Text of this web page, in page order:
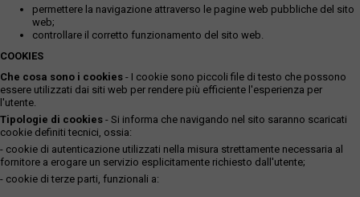
permettere la navigazione attraverso le pagine web pubbliche del sito
web;
controllare il corretto funzionamento del sito web.
COOKIES
Che cosa sono i cookies - I cookie sono piccoli file di testo che possono
essere utilizzati dai siti web per rendere più efficiente l'esperienza per
l'utente.
Tipologie di cookies - Si informa che navigando nel sito saranno scaricati
cookie definiti tecnici, ossia:
- cookie di autenticazione utilizzati nella misura strettamente necessaria al
fornitore a erogare un servizio esplicitamente richiesto dall'utente;
- cookie di terze parti, funzionali a: